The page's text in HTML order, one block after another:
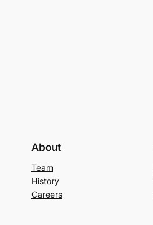
About
Team
History
Careers